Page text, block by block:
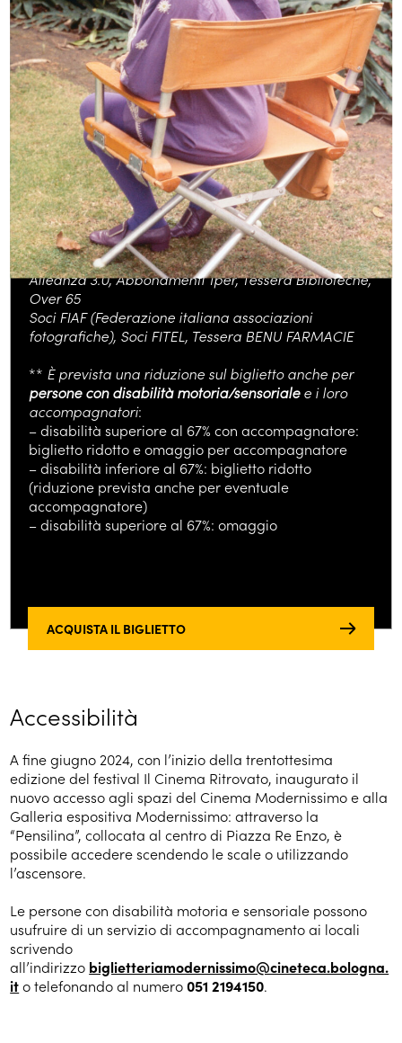
Visite guidate condotte da Anna Masecchia(in
italiano)
–giugno: martedì 23, ore 17; venerdì 26, ore 17
Visite guidate condotte da Bologna Welcome
–maggio: domenica 3, ore 11; domenica 31, ore 11
Biglietto unico(visita guidata e ingresso):11 €(in
vendita presso la cassa del Modernissimo)
Prenotazione obbligatoria:
bookshop@cineteca.bologna.it
*Riduzioni: Card Cultura, Bologna Welcome card,
Alliance Française, Carta Effe Feltrinelli, Soci Coop
Alleanza 3.0, Abbonamenti Tper, Tessera Biblioteche,
Over 65
Soci FIAF (Federazione italiana associazioni
fotografiche), Soci FITEL, Tessera BENU FARMACIE
** È prevista una riduzione sul biglietto anche per
persone con disabilità motoria/sensorialee i loro
accompagnatori:
– disabilità superiore al 67% con accompagnatore:
biglietto ridotto e omaggio per accompagnatore
– disabilità inferiore al 67%: biglietto ridotto
(riduzione prevista anche per eventuale
accompagnatore)
– disabilità superiore al 67%: omaggio
ACQUISTA IL BIGLIETTO
Accessibilità
A fine giugno 2024, con l’inizio della trentottesima
edizione del festival Il Cinema Ritrovato, inaugurato il
nuovo accesso agli spazi del Cinema Modernissimo e alla
Galleria espositiva Modernissimo: attraverso la
“Pensilina”, collocata al centro di Piazza Re Enzo, è
possibile accedere scendendo le scale o utilizzando
l’ascensore.
Le persone con disabilità motoria e sensoriale possono
usufruire di un servizio di accompagnamento ai locali
scrivendo
all’indirizzo biglietteriamodernissimo@cineteca.bologna.
ito telefonando al numero051 2194150.